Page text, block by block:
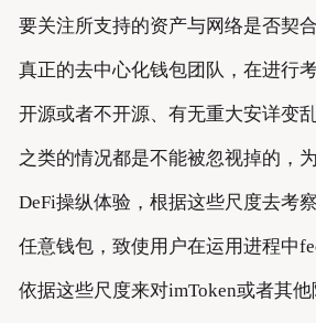
要关注所支持的资产与网络是否契
真正的去中心化钱包团队，在进行
开源或者不开源、有无重大安详变
之类的情况都是不能被忽视掉的，
DeFi操纵体验，根据这些尺度去考
任意钱包，致使用户在运用进程中
依据这些尺度来对imToken或者其